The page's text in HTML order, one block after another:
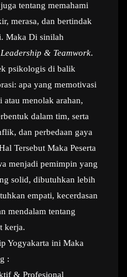
tentang memahami
merasa, dan bertindak
Maka Di sinilah
& Teamwork.
psikologis di balik
apa yang memotivasi
atau menolak arahan,
dalam tim, serta
dan perbedaan gaya
Tersebut Maka Peserta
menjadi pemimpin yang
solid, dibutuhkan lebih
empati, kecerdasan
mendalam tentang
kerja.
Yogyakarta ini Maka
:
& Profesional